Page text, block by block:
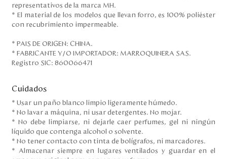
representativos de la marca MH.
* El material de los modelos que llevan forro, es 100% poliéster
con recubrimiento impermeable.
* PAIS DE ORIGEN: CHINA.
* FABRICANTE Y/O IMPORTADOR: MARROQUINERA SAS.
Registro SIC: 860066471
Cuidados
* Usar un paño blanco limpio ligeramente húmedo.
* No lavar a máquina, ni usar detergentes. No mojar.
* No debe limpiarse, ni dejarle caer perfumes, gel ni ningún
líquido que contenga alcohol o solvente.
* No tener contacto con tinta de bolígrafos, ni marcadores.
* Almacenar siempre en lugares ventilados y guardar en el